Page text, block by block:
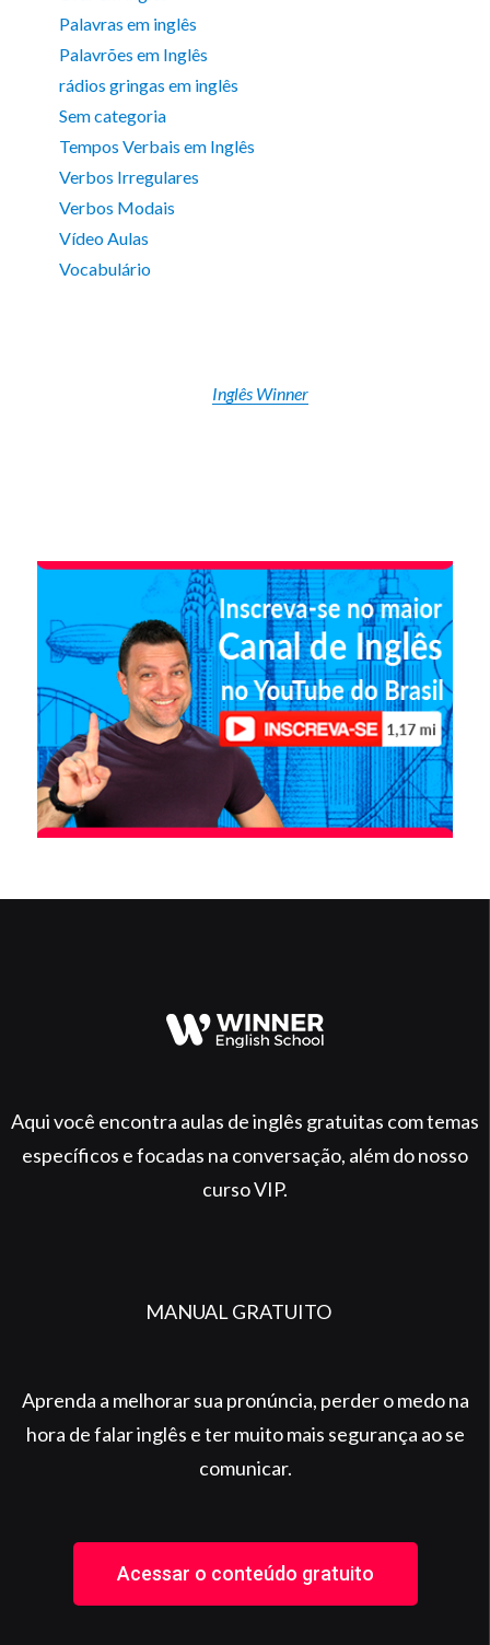
Palavras em inglês
Palavrões em Inglês
rádios gringas em inglês
Sem categoria
Tempos Verbais em Inglês
Verbos Irregulares
Verbos Modais
Vídeo Aulas
Vocabulário
Inglês Winner
Aqui você encontra aulas de inglês gratuitas com temas
específicos e focadas na conversação, além do nosso
curso VIP.
MANUAL GRATUITO
Aprenda a melhorar sua pronúncia, perder o medo na
hora de falar inglês e ter muito mais segurança ao se
comunicar.
Acessar o conteúdo gratuito